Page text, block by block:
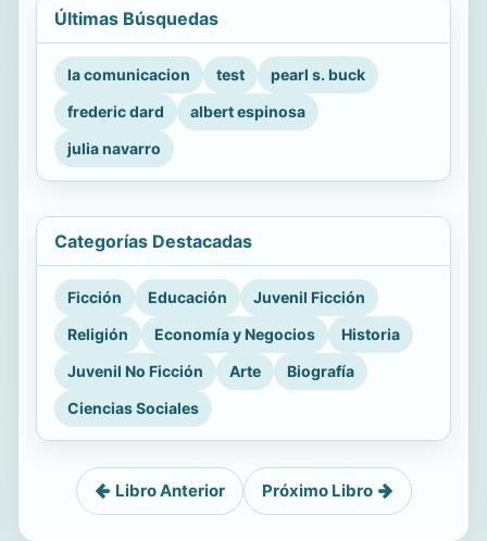
Últimas Búsquedas
la comunicacion test
pearl s. buck
frederic dard
albert espinosa
julia navarro
Categorías Destacadas
Ficción Educación
Juvenil Ficción
Religión
Economía y Negocios
Historia
Juvenil No Ficción
Arte
Biografía
Ciencias Sociales
Libro Anterior Próximo Libro